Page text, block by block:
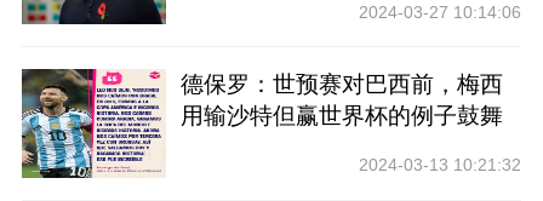
2024-03-27 10:14:06
德保罗：世预赛对巴西前，梅西
用输沙特但赢世界杯的例子鼓舞
2024-03-13 10:21:32